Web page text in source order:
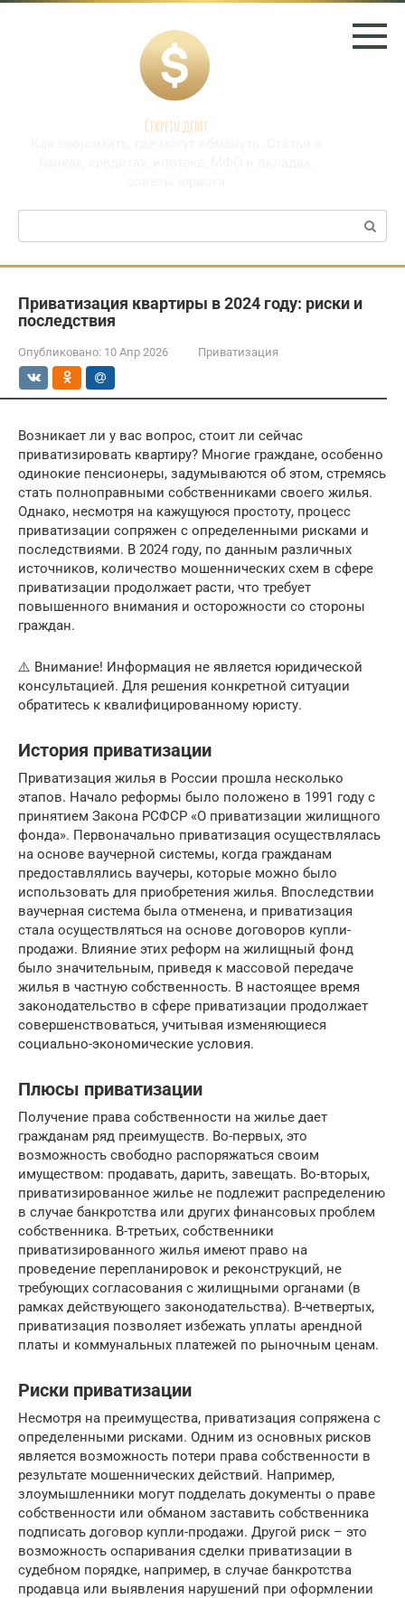
Перейти
Секреты денег
Поиск:
Приватизация квартиры в 2024 году: риски и
последствия
Опубликовано: 10 Апр 2026 Приватизация
Возникает ли у вас вопрос, стоит ли сейчас
приватизировать квартиру? Многие граждане, особенно
одинокие пенсионеры, задумываются об этом, стремясь
стать полноправными собственниками своего жилья.
Однако, несмотря на кажущуюся простоту, процесс
приватизации сопряжен с определенными рисками и
последствиями. В 2024 году, по данным различных
источников, количество мошеннических схем в сфере
приватизации продолжает расти, что требует
повышенного внимания и осторожности со стороны
граждан.
⚠️ Внимание! Информация не является юридической
консультацией. Для решения конкретной ситуации
обратитесь к квалифицированному юристу.
История приватизации
Приватизация жилья в России прошла несколько
этапов. Начало реформы было положено в 1991 году с
принятием Закона РСФСР «О приватизации жилищного
фонда». Первоначально приватизация осуществлялась
на основе ваучерной системы, когда гражданам
предоставлялись ваучеры, которые можно было
использовать для приобретения жилья. Впоследствии
ваучерная система была отменена, и приватизация
стала осуществляться на основе договоров купли-
продажи. Влияние этих реформ на жилищный фонд
было значительным, приведя к массовой передаче
жилья в частную собственность. В настоящее время
законодательство в сфере приватизации продолжает
совершенствоваться, учитывая изменяющиеся
социально-экономические условия.
Плюсы приватизации
Получение права собственности на жилье дает
гражданам ряд преимуществ. Во-первых, это
возможность свободно распоряжаться своим
имуществом: продавать, дарить, завещать. Во-вторых,
приватизированное жилье не подлежит распределению
в случае банкротства или других финансовых проблем
собственника. В-третьих, собственники
приватизированного жилья имеют право на
проведение перепланировок и реконструкций, не
требующих согласования с жилищными органами (в
рамках действующего законодательства). В-четвертых,
приватизация позволяет избежать уплаты арендной
платы и коммунальных платежей по рыночным ценам.
Риски приватизации
Несмотря на преимущества, приватизация сопряжена с
определенными рисками. Одним из основных рисков
является возможность потери права собственности в
результате мошеннических действий. Например,
злоумышленники могут подделать документы о праве
собственности или обманом заставить собственника
подписать договор купли-продажи. Другой риск – это
возможность оспаривания сделки приватизации в
судебном порядке, например, в случае банкротства
продавца или выявления нарушений при оформлении